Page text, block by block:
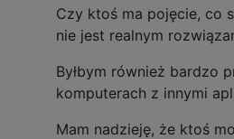
Czy ktoś ma pojęcie, co
nie jest realnym
Byłbym również bardzo
komputerach z innymi
Mam nadzieję, że ktoś